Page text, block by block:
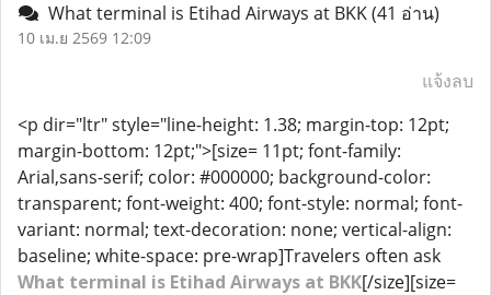
What terminal is Etihad Airways at BKK(41 อ่าน)
10 เม.ย 2569 12:09
แจ้งลบ
<p dir="ltr" style="line-height: 1.38; margin-top: 12pt;
margin-bottom: 12pt;">[size= 11pt; font-family:
Arial,sans-serif; color: #000000; background-color:
transparent; font-weight: 400; font-style: normal; font-
variant: normal; text-decoration: none; vertical-align:
baseline; white-space: pre-wrap]Travelers often ask
What terminal is Etihad Airways at BKK[/size][size=